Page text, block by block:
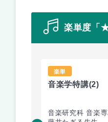
楽単度「
楽単
音楽学特講(2)
音楽研究科 音楽